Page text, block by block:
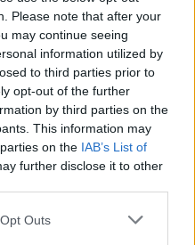
Please note that after your
may continue seeing
information utilized by
to third parties prior to
opt-out of the further
by third parties on the
This information may
on the IAB’s List of
further disclose it to other
Outs